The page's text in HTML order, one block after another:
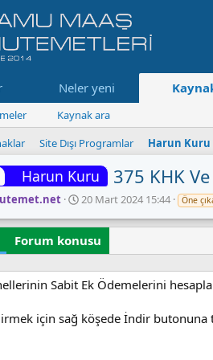
Neler yeni
Kaynak ara
Site Dışı Programlar Harun
Harun Kuru 375 KHK
O
u
ş
t
u
r
l
20 Mart 2024 15:44 Öne
Forum konusu
Sabit Ek Ödemelerini
için sağ köşede İndir butonuna